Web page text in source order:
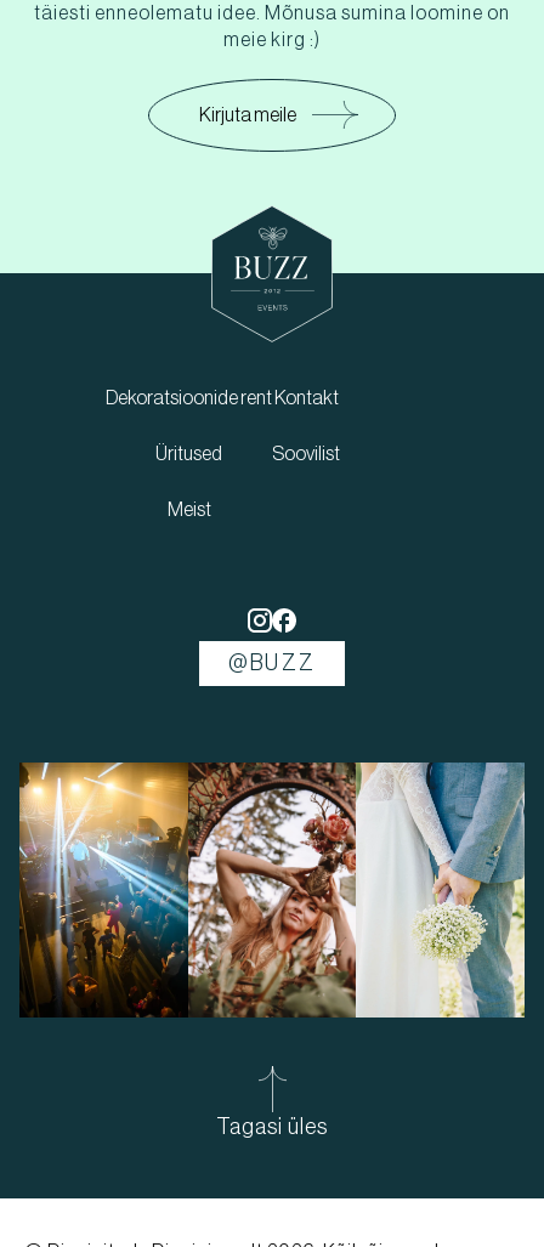
täiesti enneolematu idee. Mõnusa sumina loomine on
meie kirg :)
Kirjuta meile
@BUZZ
Dekoratsioonide rent
Üritused
Meist
Kontakt
Soovilist
Tagasi üles